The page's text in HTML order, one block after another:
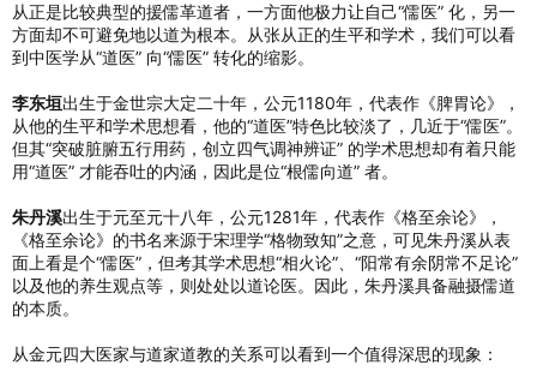
从正是比较典型的援儒革道者，一方面他极力让自己“儒医” 化，另一
方面却不可避免地以道为根本。从张从正的生平和学术，我们可以看
到中医学从“道医” 向“儒医” 转化的缩影。
李东垣出生于金世宗大定二十年，公元1180年，代表作《脾胃论》，
从他的生平和学术思想看，他的“道医”特色比较淡了，几近于“儒医”。
但其“突破脏腑五行用药，创立四气调神辨证” 的学术思想却有着只能
用“道医” 才能吞吐的内涵，因此是位“根儒向道” 者。
朱丹溪出生于元至元十八年，公元1281年，代表作《格至余论》，
《格至余论》的书名来源于宋理学“格物致知”之意，可见朱丹溪从表
面上看是个“儒医”，但考其学术思想“相火论”、“阳常有余阴常不足论”
以及他的养生观点等，则处处以道论医。因此，朱丹溪具备融摄儒道
的本质。
从金元四大医家与道家道教的关系可以看到一个值得深思的现象：